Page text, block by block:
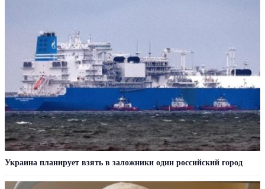
Украина планирует взять в заложники один российский город